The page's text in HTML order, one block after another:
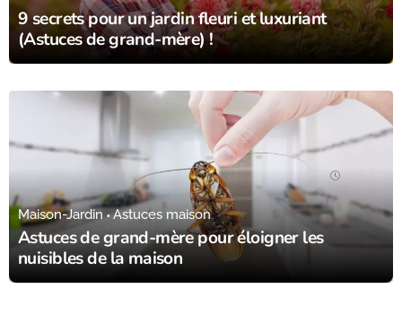
9 secrets pour un jardin fleuri et luxuriant
(Astuces de grand-mère) !
Astuces de grand-mère pour éloigner les
nuisibles de la maison
Maison-Jardin Astuces maison